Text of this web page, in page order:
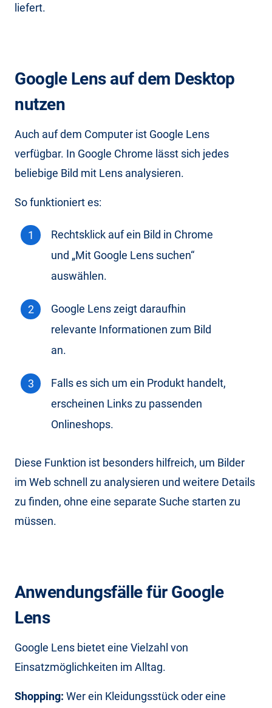
liefert.
Google Lens auf dem Desktop
nutzen
Auch auf dem Computer ist Google Lens
verfügbar. In Google Chrome lässt sich jedes
beliebige Bild mit Lens analysieren.
So funktioniert es:
Rechtsklick auf ein Bild in Chrome
und „Mit Google Lens suchen“
auswählen.
Google Lens zeigt daraufhin
relevante Informationen zum Bild
an.
Falls es sich um ein Produkt handelt,
erscheinen Links zu passenden
Onlineshops.
Diese Funktion ist besonders hilfreich, um Bilder
im Web schnell zu analysieren und weitere Details
zu finden, ohne eine separate Suche starten zu
müssen.
Anwendungsfälle für Google
Lens
Google Lens bietet eine Vielzahl von
Einsatzmöglichkeiten im Alltag.
Shopping: Wer ein Kleidungsstück oder eine